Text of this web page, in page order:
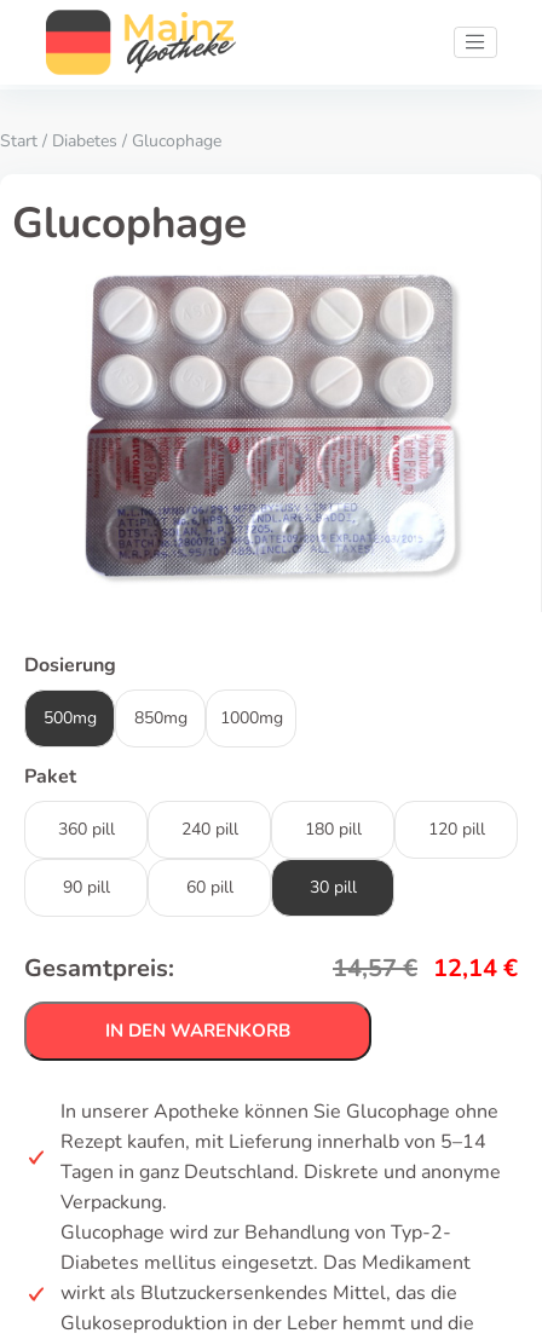
Start / Diabetes / Glucophage
Glucophage
Dosierung
500mg 850mg 1000mg
Paket
360 pill 240 pill 180 pill 120 pill
90 pill 60 pill 30 pill
Gesamtpreis: 14,57€ 12,14€
IN DEN WARENKORB
In unserer Apotheke können Sie Glucophage ohne
Rezept kaufen, mit Lieferung innerhalb von 5–14
Tagen in ganz Deutschland. Diskrete und anonyme
Verpackung.
Glucophage wird zur Behandlung von Typ-2-
Diabetes mellitus eingesetzt. Das Medikament
wirkt als Blutzuckersenkendes Mittel, das die
Glukoseproduktion in der Leber hemmt und die